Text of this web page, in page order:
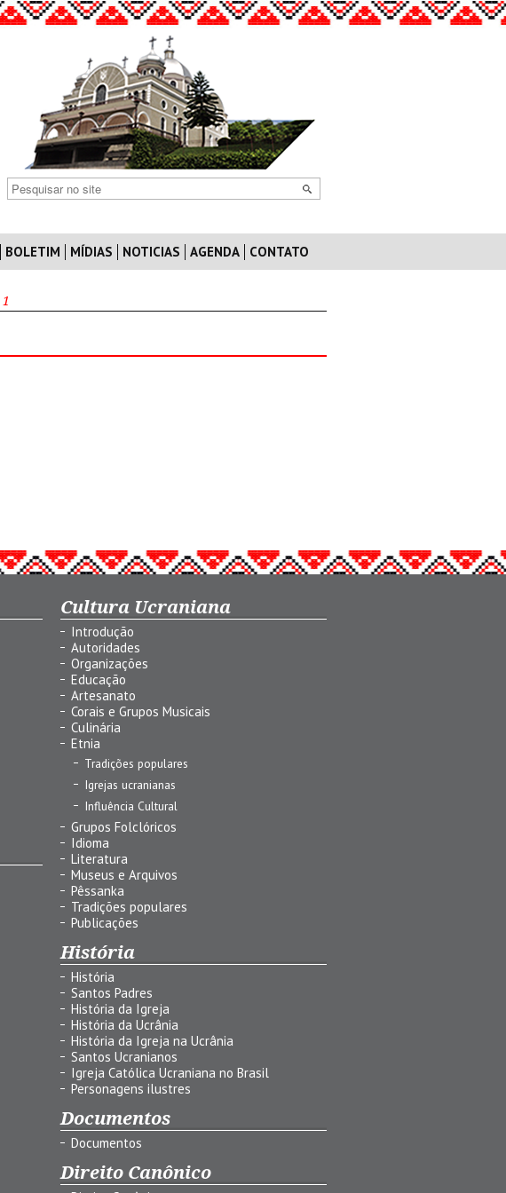
BOLETIM MÍDIAS NOTICIAS AGENDA CONTATO
1
Cultura Ucraniana
Introdução
Autoridades
Organizações
Educação
Artesanato
Corais e Grupos Musicais
Culinária
Etnia
Tradições populares
Igrejas ucranianas
Influência Cultural
Grupos Folclóricos
Idioma
Literatura
Museus e Arquivos
Pêssanka
Tradições populares
Publicações
História
História
Santos Padres
História da Igreja
História da Ucrânia
História da Igreja na Ucrânia
Santos Ucranianos
Igreja Católica Ucraniana no Brasil
Personagens ilustres
Documentos
Documentos
Direito Canônico